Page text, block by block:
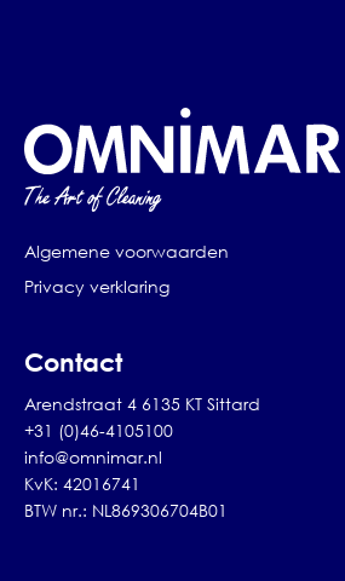
Algemene voorwaarden
Privacy verklaring
Contact
Arendstraat 4 6135 KT Sittard
+31 (0)46-4105100
info@omnimar.nl
KvK: 42016741
BTW nr.: NL869306704B01